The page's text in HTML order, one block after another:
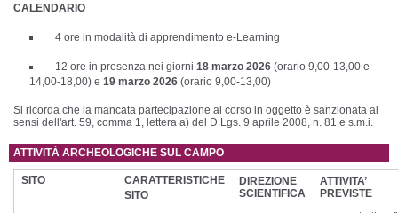
CALENDARIO
4 ore in modalità di apprendimento e-Learning
12 ore in presenza nei giorni18 marzo 2026 (orario 9,00-13,00 e
14,00-18,00) e 19 marzo 2026 (orario 9,00-13,00)
Si ricorda che la mancata partecipazione al corso in oggetto è sanzionata ai
sensi dell'art. 59, comma 1, lettera a) del D.Lgs. 9 aprile 2008, n. 81 e s.m.i.
ATTIVITÀ ARCHEOLOGICHE SUL CAMPO
SITO
CARATTERISTICHE
SITO
DIREZIONE
SCIENTIFICA
ATTIVITA’
PREVISTE